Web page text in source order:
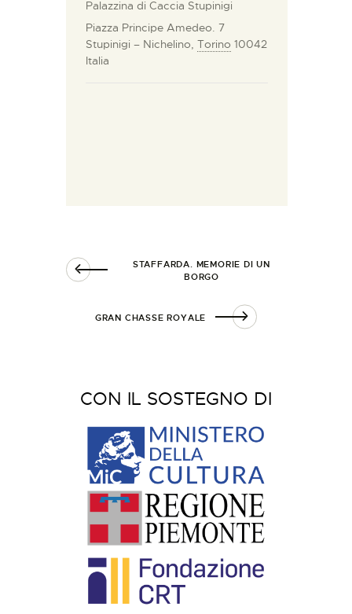
Palazzina di Caccia Stupinigi
Piazza Principe Amedeo. 7
Stupinigi – Nichelino, Torino 10042
Italia
STAFFARDA. MEMORIE DI UN
BORGO
GRAN CHASSE ROYALE
CON IL SOSTEGNO DI